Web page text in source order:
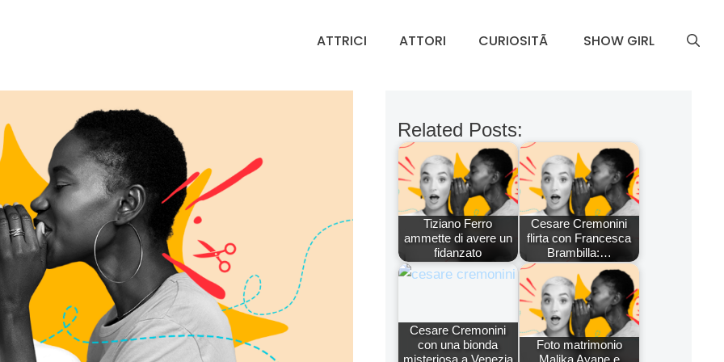
ATTRICI ATTORI CURIOSITÃ SHOW GIRL
Related Posts:
Tiziano Ferro
ammette di avere un
fidanzato
Cesare Cremonini
flirta con Francesca
Brambilla:…
Cesare Cremonini
con una bionda
Foto matrimonio